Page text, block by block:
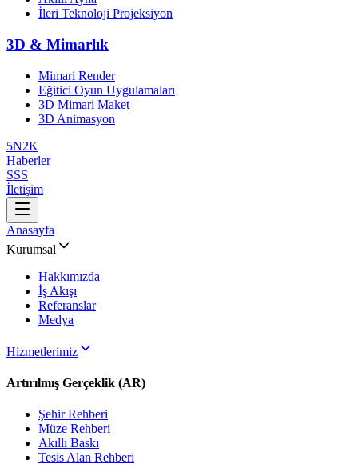
İleri Teknoloji Projeksiyon
3D & Mimarlık
Mimari Render
Eğitici Oyun Uygulamaları
3D Mimari Maket
3D Animasyon
5N2K
Haberler
SSS
İletişim
Anasayfa
Kurumsal
Hakkımızda
İş Akışı
Referanslar
Medya
Hizmetlerimiz
Artırılmış Gerçeklik (AR)
Şehir Rehberi
Müze Rehberi
Akıllı Baskı
Tesis Alan Rehberi